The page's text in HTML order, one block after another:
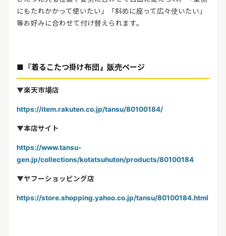
にもたれかかって使いたい」「斜めに座って広々使いたい」
等お好みに合わせて付け替えられます。
■ 『着るこたつ掛け布団』販売ページ
▼楽天市場店
https://item.rakuten.co.jp/tansu/80100184/
▼本店サイト
https://www.tansu-
gen.jp/collections/kotatsuhuton/products/80100184
▼ヤフーショッピング店
https://store.shopping.yahoo.co.jp/tansu/80100184.html